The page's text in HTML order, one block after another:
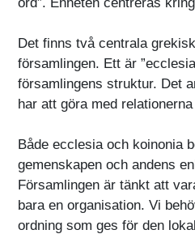
Det finns två centrala
församlingen. Ett är
församlingens struktur. Det
har att göra med
Både ecclesia och koinonia
gemenskapen och andens
Församlingen är tänkt att
bara en organisation. Vi
ordning som ges för den